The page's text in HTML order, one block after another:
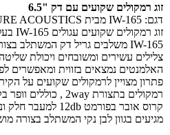
זוג רמקולים שקועים עם דק "6.5
דגם: IW-165 מבית PURE ACOUSTICS
זוג רמקולים שקועים עגולים IW-165 בעלי זווית פנימית המהווים פתרון אקוסטי ואסתטי מושלם !
IW-165 משלבים גריל דק המשתלב בצורה מושלמת עם התקרה ומקנים מראה אסתטי ונקי.
צלילים עשירים ומשובחים ויכולת
האלמנטים נמצאים בזווית ומאפשרים
פתרון מצויין לרמקולים שקועים על
רמקולים בתצורת 2way , כוללים וופר בקוטר "6.5 ודום טוויטר בקוטר "1 להפקת צלילים איכותיים ומפורטים.
קרוס אובר בפורמט 12db למעבר חלק ונעים בין צלילים נמוכים וגבוהים של המוזיקה.
מגיעים בגוון לבן נקי המשתלב בצורה